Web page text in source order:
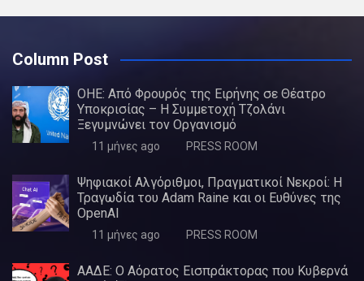
Column Post
ΟΗΕ: Από Φρουρός της Ειρήνης σε Θέατρο
Υποκρισίας – Η Συμμετοχή Τζολάνι
Ξεγυμνώνει τον Οργανισμό
11 μήνες ago PRESS ROOM
Ψηφιακοί Αλγόριθμοι, Πραγματικοί Νεκροί: Η
Τραγωδία του Adam Raine και οι Ευθύνες της
OpenAI
11 μήνες ago PRESS ROOM
ΑΑΔΕ: Ο Αόρατος Εισπράκτορας που Κυβερνά